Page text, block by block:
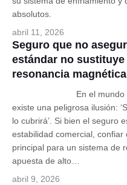
absolutos.
abril 11, 2026
Seguro que no
estándar no
resonancia magnética
En el mundo
existe una peligrosa ilusión:
lo cubrirá’. Si bien el seguro
estabilidad comercial,
principal para un sistema de
apuesta de alto…
abril 9, 2026